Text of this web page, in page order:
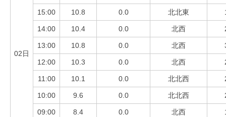
02日
15:00 10.8 0.0 北北東
14:00 10.4 0.0 北西
13:00 10.8 0.0 北西
12:00 10.3 0.0 北西
11:00 10.1 0.0 北北西
10:00 9.6 0.0 北北西
09:00 8.4 0.0 北西